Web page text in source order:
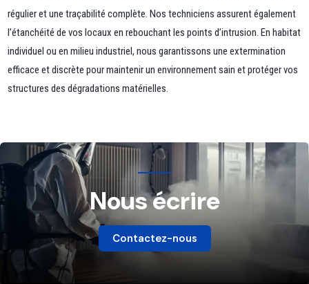
régulier et une traçabilité complète. Nos techniciens assurent également
l’étanchéité de vos locaux en rebouchant les points d’intrusion. En habitat
individuel ou en milieu industriel, nous garantissons une extermination
efficace et discrète pour maintenir un environnement sain et protéger vos
structures des dégradations matérielles.
Nous écrire
Contactez-nous